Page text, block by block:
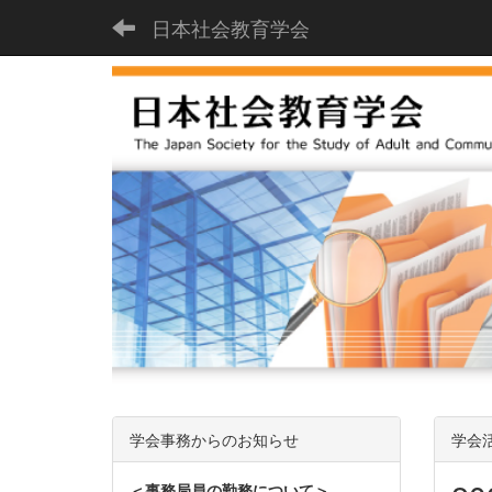
日本社会教育学会
学会
学会事務からのお知らせ